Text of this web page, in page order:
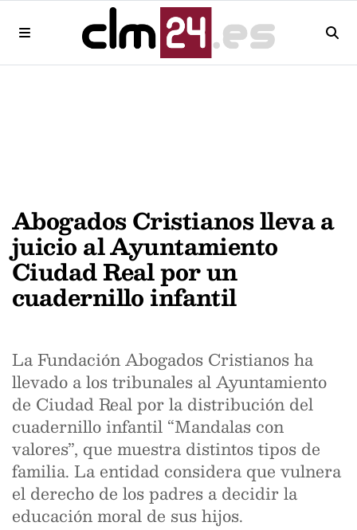
Abogados Cristianos lleva a
juicio al Ayuntamiento
Ciudad Real por un
cuadernillo infantil
La Fundación Abogados Cristianos ha
llevado a los tribunales al Ayuntamiento
de Ciudad Real por la distribución del
cuadernillo infantil “Mandalas con
valores”, que muestra distintos tipos de
familia. La entidad considera que vulnera
el derecho de los padres a decidir la
educación moral de sus hijos.